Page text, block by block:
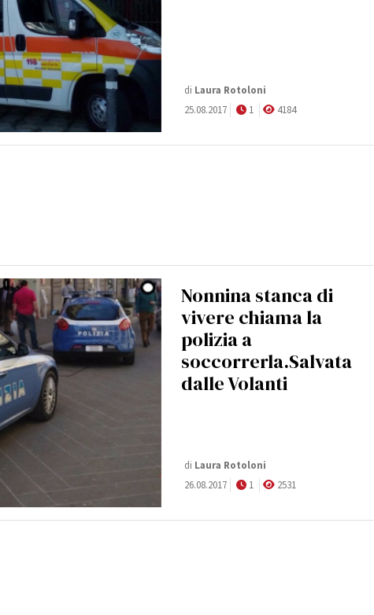
di Laura Rotoloni
25.08.2017
1 4184
Nonnina stanca di
vivere chiama la
polizia a
soccorrerla.Salvata
dalle Volanti
di Laura Rotoloni
26.08.2017
1 2531